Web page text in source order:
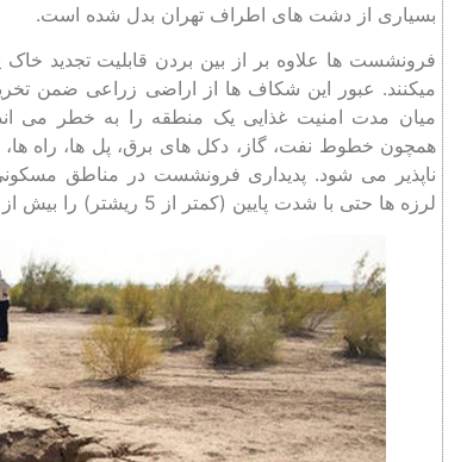
بسیاری از دشت های اطراف تهران بدل شده است.
فرونشست ها علاوه بر از بین بردن قابلیت تجدید
میکنند. عبور این شکاف‌ ها از اراضی زراعی ضمن
میان مدت امنیت غذایی یک منطقه را به خطر می
همچون خطوط نفت، گاز، دکل ‌های برق، پل ‌ها، راه‌
ناپذیر‌ می‌ شود. پدیداری فرونشست در مناطق
‌لرزه‌ ها حتی با شدت پایین (کمتر از 5 ریشتر) را بیش از پیش به یک مسئله بحران زا تبدیل می نماید.